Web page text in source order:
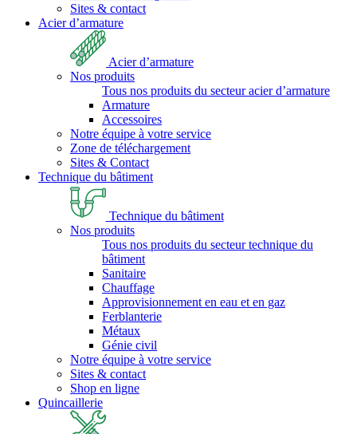
Sites & contact
Acier d’armature
Acier d’armature
Nos produits
Tous nos produits du secteur acier d’armature
Armature
Accessoires
Notre équipe à votre service
Zone de téléchargement
Sites & Contact
Technique du bâtiment
Technique du bâtiment
Nos produits
Tous nos produits du secteur technique du
bâtiment
Sanitaire
Chauffage
Approvisionnement en eau et en gaz
Ferblanterie
Métaux
Génie civil
Notre équipe à votre service
Sites & contact
Shop en ligne
Quincaillerie